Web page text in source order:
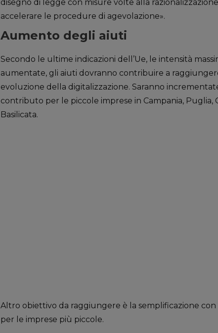
disegno di legge con misure volte alla
accelerare le procedure di agevolazione».
Aumento degli aiuti
Secondo le ultime indicazioni dell’Ue, le intensità
aumentate, gli aiuti dovranno contribuire a
evoluzione della digitalizzazione. Saranno
contributo per le piccole imprese in Campania, Puglia,
Basilicata.
Altro obiettivo da raggiungere è la semplificazione
per le imprese più piccole.